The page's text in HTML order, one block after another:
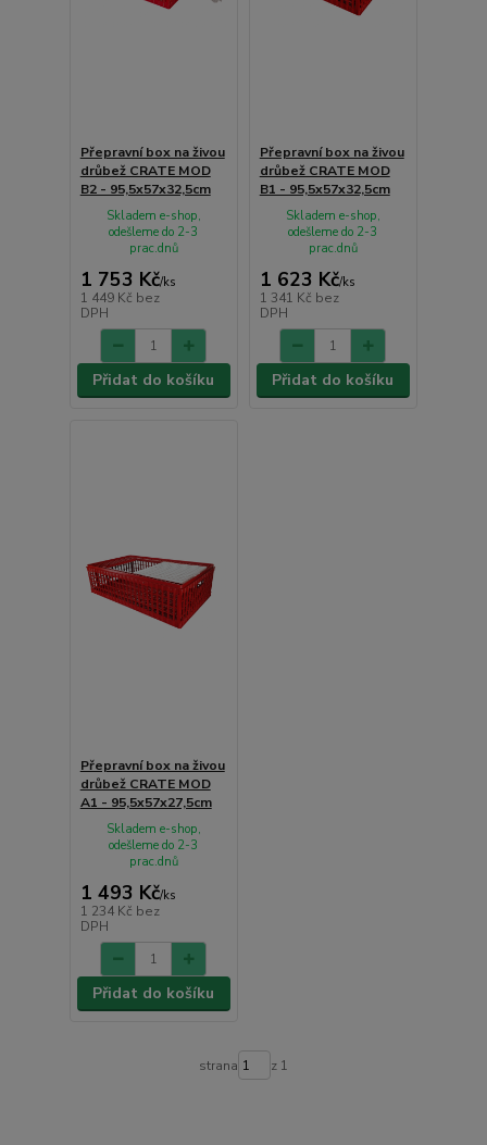
Přepravní box na živou
drůbež CRATE MOD
B2 - 95,5x57x32,5cm
1 753 Kč/ks
1 449 Kč bez
DPH
Skladem e-shop,
odešleme do 2-3
prac.dnů
Přidat do košíku
Přepravní box na živou
drůbež CRATE MOD
B1 - 95,5x57x32,5cm
1 623 Kč/ks
1 341 Kč bez
DPH
Skladem e-shop,
odešleme do 2-3
prac.dnů
Přidat do košíku
Přepravní box na živou
drůbež CRATE MOD
A1 - 95,5x57x27,5cm
1 493 Kč/ks
1 234 Kč bez
DPH
Skladem e-shop,
odešleme do 2-3
prac.dnů
Přidat do košíku
strana z 1